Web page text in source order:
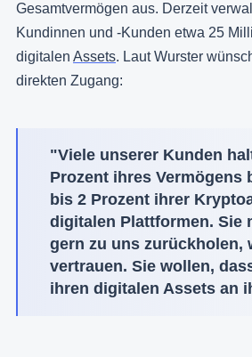
Gesamtvermögen aus. Derzeit
Kundinnen und -Kunden etwa 25
digitalen Assets. Laut Wurster
direkten Zugang:
"Viele unserer Kunden
Prozent ihres Vermögens
bis 2 Prozent ihrer
digitalen Plattformen. Sie
gern zu uns zurückholen,
vertrauen. Sie wollen,
ihren digitalen Assets an